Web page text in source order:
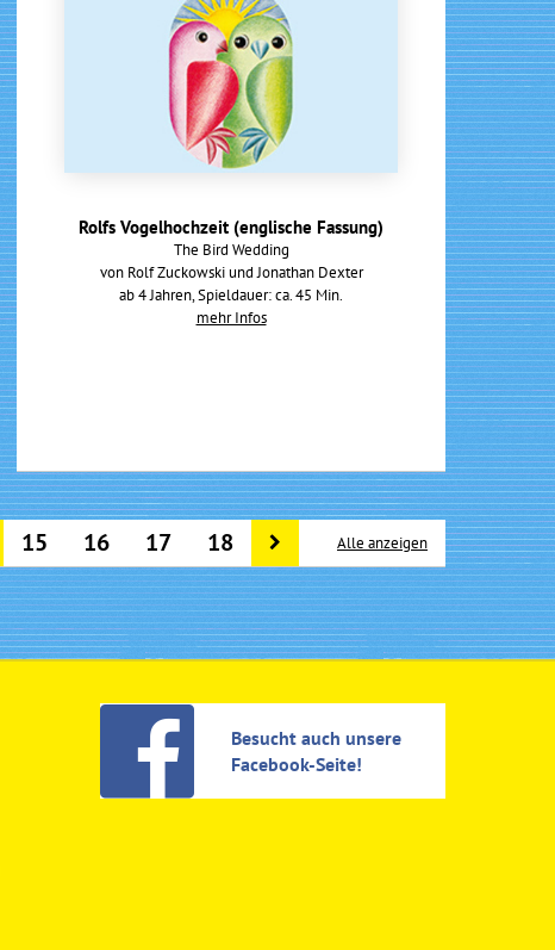
Rolfs Vogelhochzeit (englische Fassung)
The Bird Wedding
von Rolf Zuckowski und Jonathan Dexter
ab 4 Jahren, Spieldauer: ca. 45 Min.
mehr Infos
15 16 17 18 Alle anzeigen
Besucht auch unsere
Facebook-Seite!